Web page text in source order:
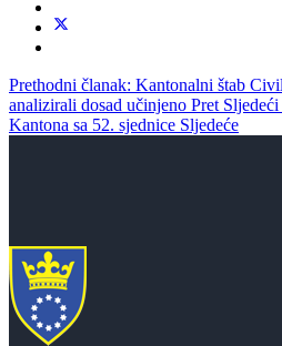
Prethodni članak: Kantonalni štab
analizirali dosad učinjeno Pret
Kantona sa 52. sjednice Sljedeće